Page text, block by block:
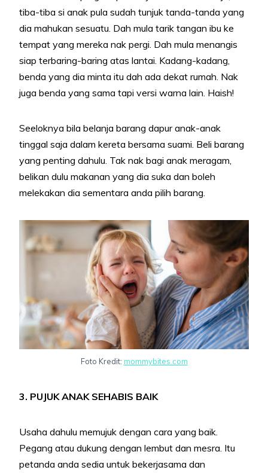
tiba-tiba si anak pula sudah tunjuk tanda-tanda yang
dia mahukan sesuatu. Dah mula tarik tangan ibu ke
tempat yang mereka nak pergi. Dah mula menangis
siap terbaring-baring atas lantai. Kadang-kadang,
benda yang dia minta itu dah ada dekat rumah. Nak
juga benda yang sama tapi versi warna lain. Haish!
Seeloknya bila belanja barang dapur anak-anak
tinggal saja dalam kereta bersama suami. Beli barang
yang penting dahulu. Tak nak bagi anak meragam,
belikan dulu makanan yang dia suka dan boleh
melekakan dia sementara anda pilih barang.
Foto Kredit: mommybites.com
3. PUJUK ANAK SEHABIS BAIK
Usaha dahulu memujuk dengan cara yang baik.
Pegang atau dukung dengan lembut dan mesra. Itu
petanda anda sedia untuk bekerjasama dan